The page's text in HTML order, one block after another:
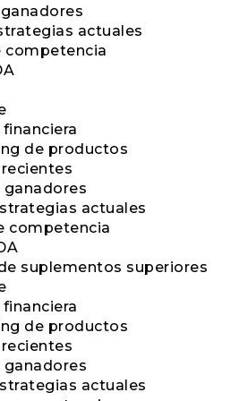
ganadores
actuales
competencia
financiera
de productos
recientes
ganadores
actuales
competencia
suplementos superiores
financiera
de productos
recientes
ganadores
actuales